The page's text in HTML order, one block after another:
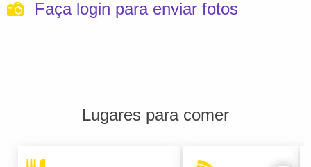
Faça login para enviar fotos
Lugares para comer